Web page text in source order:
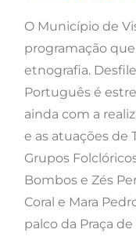
O Município de
programação
etnografia.
Português é
ainda com a
e as atuações de
Grupos
Bombos e Zés
Coral e Mara
palco da Praça